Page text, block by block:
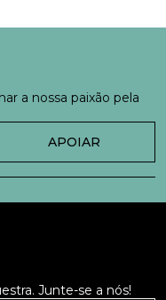
a nossa paixão pela
APOIAR
Junte-se a nós!